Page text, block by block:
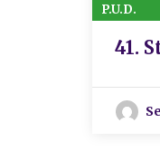
P.U.D.
41.